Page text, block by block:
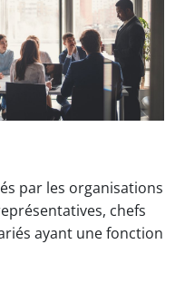
par les organisations
chefs
ayant une fonction